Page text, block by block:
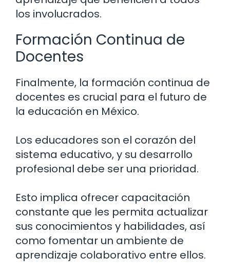
los involucrados.
Formación Continua de
Docentes
Finalmente, la formación continua de
docentes es crucial para el futuro de
la educación en México.
Los educadores son el corazón del
sistema educativo, y su desarrollo
profesional debe ser una prioridad.
Esto implica ofrecer capacitación
constante que les permita actualizar
sus conocimientos y habilidades, así
como fomentar un ambiente de
aprendizaje colaborativo entre ellos.